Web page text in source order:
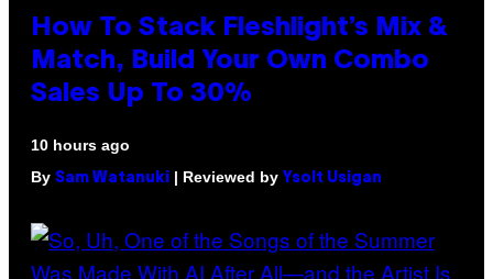
How To Stack Fleshlight’s Mix &
Match, Build Your Own Combo
Sales Up To 30%
10 hours ago
By Sam Watanuki | Reviewed by Ysolt Usigan